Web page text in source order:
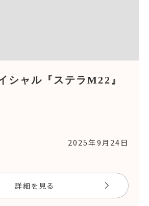
シャル『ステラM22』
2025年9月24日
詳細を見る